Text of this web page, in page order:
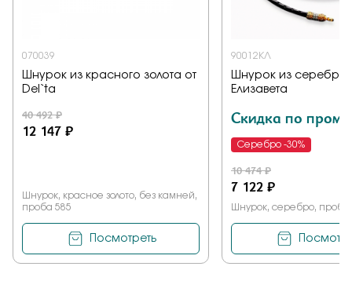
070039
Шнурок из красного золота от
Del`ta
40 492 ₽
12 147 ₽
Шнурок, красное золото, без камней,
проба 585
Посмотреть
90012КЛ
Шнурок из серебра
Елизавета
Скидка по
Серебро -30%
10 474 ₽
7 122 ₽
Шнурок, серебро, проба